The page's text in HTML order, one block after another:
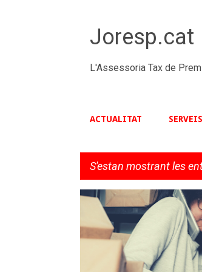
Joresp.cat
L'Assessoria Tax de
ACTUALITAT SERVEIS
S'estan mostrant les
n
t
EMPRESA LABORAL